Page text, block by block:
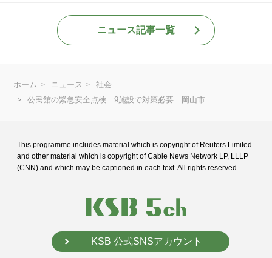
ニュース記事一覧
ホーム ニュース
社会
公民館の緊急安全点検 9施設で対策必要 岡山市
This programme includes material which is copyright of Reuters Limited
and other material which is copyright of Cable News Network LP, LLLP
(CNN) and which may be captioned in each text. All rights reserved.
KSB 公式SNSアカウント